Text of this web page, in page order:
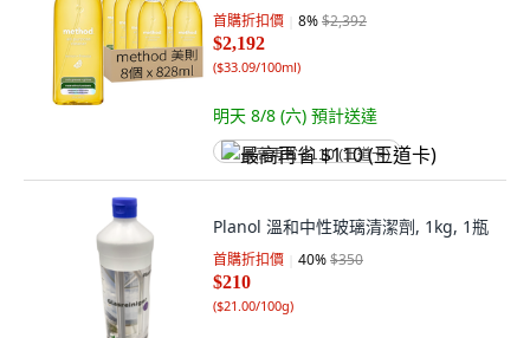
首購折扣價 8%$2,392
$2,192
($33.09/100ml)
明天 8/8 (六) 預計送達
最高再省 $110 (王道卡)
Planol 溫和中性玻璃清潔劑, 1kg, 1瓶
首購折扣價 40%$350
$210
($21.00/100g)